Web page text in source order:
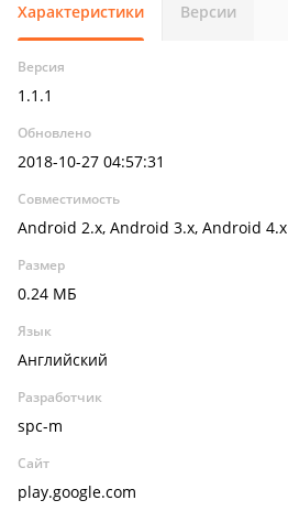
Характеристики Версии
Версия
1.1.1
Обновлено
2018-10-27 04:57:31
Совместимость
Android 2.x, Android 3.x, Android 4.x
Размер
0.24 МБ
Язык
Английский
Разработчик
spc-m
Сайт
play.google.com